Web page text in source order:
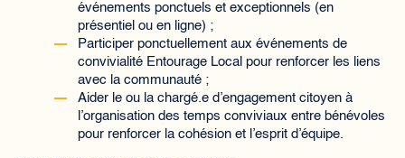
événements ponctuels et exceptionnels (en
présentiel ou en ligne) ;
Participer ponctuellement aux événements de
convivialité Entourage Local pour renforcer les liens
avec la communauté ;
Aider le ou la chargé.e d’engagement citoyen à
l’organisation des temps conviviaux entre bénévoles
pour renforcer la cohésion et l’esprit d’équipe.